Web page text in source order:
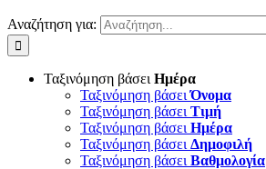
Αναζήτηση για:
Ταξινόμηση βάσει Ημέρα
Ταξινόμηση βάσειΌνομα
Ταξινόμηση βάσει Τιμή
Ταξινόμηση βάσει Ημέρα
Ταξινόμηση βάσει Δημοφιλή
Ταξινόμηση βάσει Βαθμολογία